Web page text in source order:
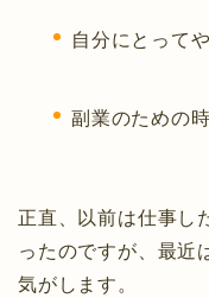
自分にとって
副業のための
正直、以前は仕事し
ったのですが、最近
気がします。